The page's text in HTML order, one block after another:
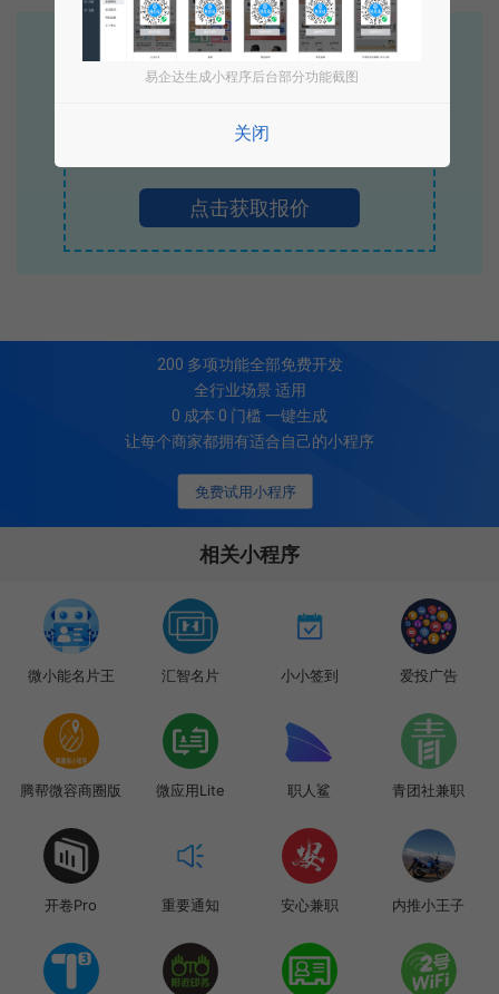
易企达10年行业沉淀！
专业小程序、公众号H5 APP等软件开发
点击获取报价
免费试用小程序
200 多项功能全部免费开发
全行业场景 适用
0 成本 0 门槛 一键生成
让每个商家都拥有适合自己的小程序
相关小程序
微小能名片王 汇智名片 小小签到 爱投广告
腾帮微容商圈版 微应用Lite 职人鲨 青团社兼职
开卷Pro 重要通知 安心兼职 内推小王子
易企达生成小程序后台部分功能截图
关闭